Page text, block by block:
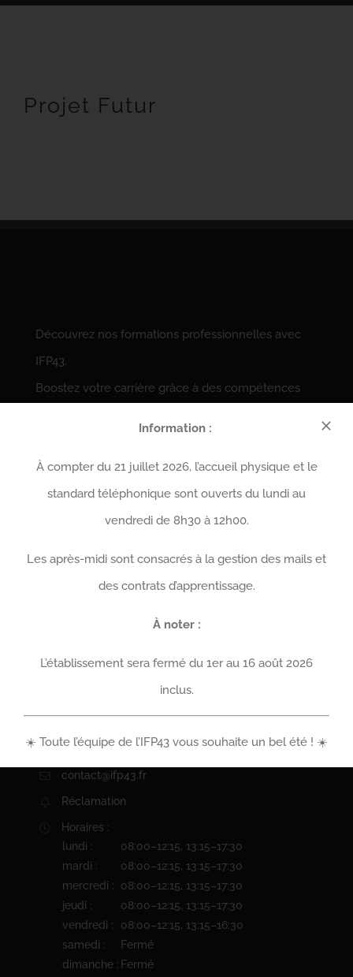
Projet Futur
Découvrez nos formations professionnelles avec
IFP43.
Boostez votre carrière grâce à des compétences
CONTACTEZ-NOUS DÈS
Contactez-nous
Institut de Formation Professionnelle 43 (IFP 43)
CFA Interprofessionnel de Haute-Loire
Par formulaire
contact@ifp43.fr
Réclamation
Horaires :
lundi :
08:00–12:15, 13:15–17:30
mardi :
08:00–12:15, 13:15–17:30
mercredi :
08:00–12:15, 13:15–17:30
jeudi :
08:00–12:15, 13:15–17:30
vendredi :
08:00–12:15, 13:15–16:30
samedi :
Fermé
dimanche : Fermé
Information :
À compter du 21 juillet 2026, l’accueil physique et le
standard téléphonique sont ouverts du lundi au
vendredi de 8h30 à 12h00.
Les après-midi sont consacrés à la gestion des mails et
des contrats d’apprentissage.
À noter :
L’établissement sera fermé du 1er au 16 août 2026
inclus.
☀️ Toute l’équipe de l’IFP43 vous souhaite un bel été ! ☀️